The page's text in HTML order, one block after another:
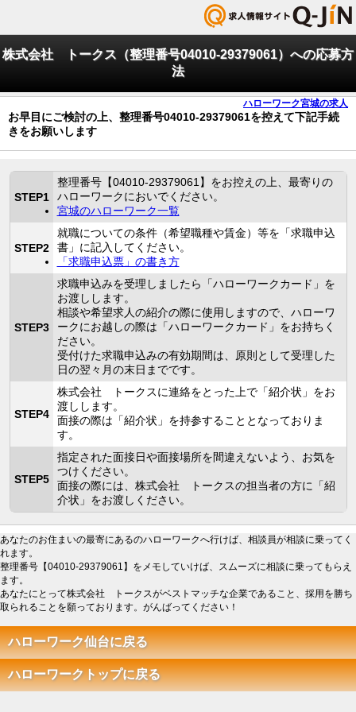
株式会社 トークス（整理番号04010-29379061）への応募方
法
ハローワーク宮城の求人
お早目にご検討の上、整理番号04010-29379061を控えて下記手続
きをお願いします
STEP1
整理番号【04010-29379061】をお控えの上、最寄りの
ハローワークにおいでください。
宮城のハローワーク一覧
STEP2
就職についての条件（希望職種や賃金）等を「求職申込
書」に記入してください。
「求職申込票」の書き方
STEP3
求職申込みを受理しましたら「ハローワークカード」を
お渡しします。
相談や希望求人の紹介の際に使用しますので、ハローワ
ークにお越しの際は「ハローワークカード」をお持ちく
ださい。
受付けた求職申込みの有効期間は、原則として受理した
日の翌々月の末日までです。
STEP4
株式会社 トークスに連絡をとった上で「紹介状」をお
渡しします。
面接の際は「紹介状」を持参することとなっておりま
す。
STEP5
指定された面接日や面接場所を間違えないよう、お気を
つけください。
面接の際には、株式会社 トークスの担当者の方に「紹
介状」をお渡しください。
あなたのお住まいの最寄にあるのハローワークへ行けば、相談員が相談に乗ってく
れます。
整理番号【04010-29379061】をメモしていけば、スムーズに相談に乗ってもらえ
ます。
あなたにとって株式会社 トークスがベストマッチな企業であること、採用を勝ち
取られることを願っております。がんばってください！
ハローワーク仙台に戻る
ハローワークトップに戻る